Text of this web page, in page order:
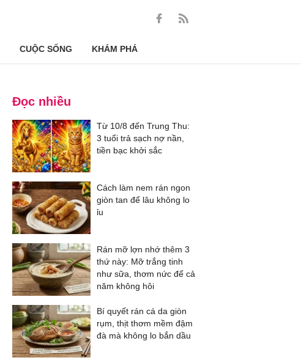
CUỘC SỐNG KHÁM PHÁ
Đọc nhiều
Từ 10/8 đến Trung Thu:
3 tuổi trả sạch nợ nần,
tiền bạc khởi sắc
Cách làm nem rán ngon
giòn tan để lâu không lo
ỉu
Rán mỡ lợn nhớ thêm 3
thứ này: Mỡ trắng tinh
như sữa, thơm nức để cả
năm không hôi
Bí quyết rán cá da giòn
rụm, thịt thơm mềm đậm
đà mà không lo bắn dầu